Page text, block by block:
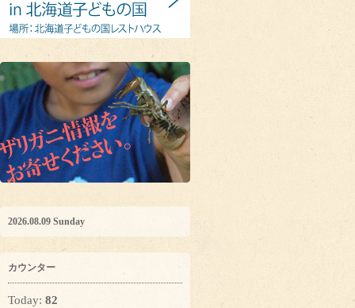
2026.08.09 Sunday
カウンター
Today: 82